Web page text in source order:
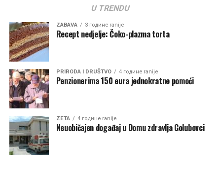
U TRENDU
ZABAVA 3 године ranije
Recept nedjelje: Čoko-plazma torta
PRIRODA I DRUŠTVO 4 године ranije
Penzionerima 150 eura jednokratne pomoći
ZETA 4 године ranije
Neuobičajen događaj u Domu zdravlja Golubovci